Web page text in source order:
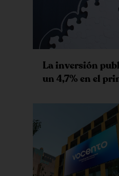
La inversión
un 4,7% en el